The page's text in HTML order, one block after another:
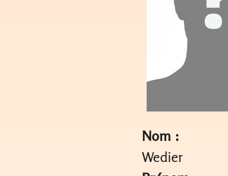
Nom :
Wedier